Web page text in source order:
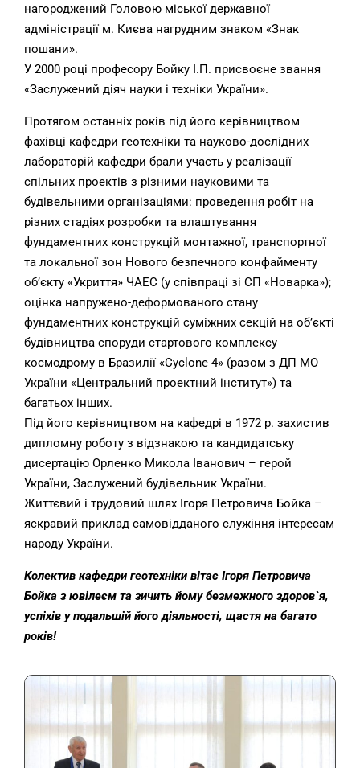
нагороджений Головою міської державної
адміністрації м. Києва нагрудним знаком «Знак
пошани».
У 2000 році професору Бойку І.П. присвоєне звання
«Заслужений діяч науки і техніки України».
Протягом останніх років під його керівництвом
фахівці кафедри геотехніки та науково-дослідних
лабораторій кафедри брали участь у реалізації
спільних проектів з різними науковими та
будівельними організаціями: проведення робіт на
різних стадіях розробки та влаштування
фундаментних конструкцій монтажної, транспортної
та локальної зон Нового безпечного конфайменту
об’єкту «Укриття» ЧАЕС (у співпраці зі СП «Новарка»);
оцінка напружено-деформованого стану
фундаментних конструкцій суміжних секцій на об’єкті
будівництва споруди стартового комплексу
космодрому в Бразилії «Cyclone 4» (разом з ДП МО
України «Центральний проектний інститут») та
багатьох інших.
Під його керівництвом на кафедрі в 1972 р. захистив
дипломну роботу з відзнакою та кандидатську
дисертацію Орленко Микола Іванович – герой
України, Заслужений будівельник України.
Життєвий і трудовий шлях Ігоря Петровича Бойка –
яскравий приклад самовідданого служіння інтересам
народу України.
Колектив кафедри геотехніки вітає Ігоря Петровича
Бойка з ювілеєм та зичить йому безмежного здоров`я,
успіхів у подальшій його діяльності, щастя на багато
років!